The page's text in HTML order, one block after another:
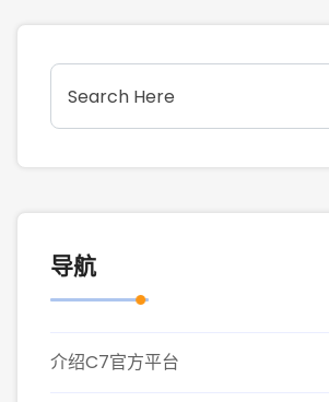
导航
介绍C7官方平台